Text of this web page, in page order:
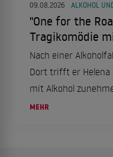
09.08.2026 ALKOHOL
"One for the
Tragikomödie
Nach einer
Dort trifft er Helena
mit Alkohol
MEHR